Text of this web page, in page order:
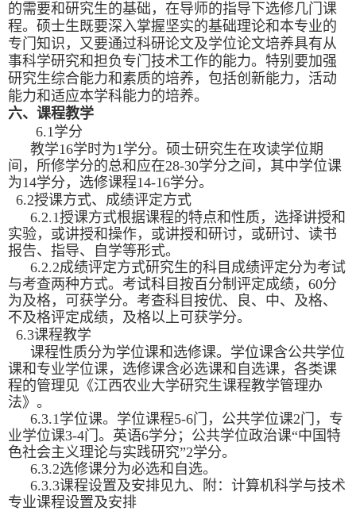
的需要和研究生的基础，在导师的指导下选修几门课
程。硕士生既要深入掌握坚实的基础理论和本专业的
专门知识，又要通过科研论文及学位论文培养具有从
事科学研究和担负专门技术工作的能力。特别要加强
研究生综合能力和素质的培养，包括创新能力，活动
能力和适应本学科能力的培养。
六、课程教学
6.1学分
教学16学时为1学分。硕士研究生在攻读学位期
间，所修学分的总和应在28-30学分之间，其中学位课
为14学分，选修课程14-16学分。
6.2授课方式、成绩评定方式
6.2.1授课方式根据课程的特点和性质，选择讲授和
实验，或讲授和操作，或讲授和研讨，或研讨、读书
报告、指导、自学等形式。
6.2.2成绩评定方式研究生的科目成绩评定分为考试
与考查两种方式。考试科目按百分制评定成绩，60分
为及格，可获学分。考查科目按优、良、中、及格、
不及格评定成绩，及格以上可获学分。
6.3课程教学
课程性质分为学位课和选修课。学位课含公共学位
课和专业学位课，选修课含必选课和自选课，各类课
程的管理见《江西农业大学研究生课程教学管理办
法》。
6.3.1学位课。学位课程5-6门，公共学位课2门，专
业学位课3-4门。英语6学分；公共学位政治课“中国特
色社会主义理论与实践研究”2学分。
6.3.2选修课分为必选和自选。
6.3.3课程设置及安排见九、附：计算机科学与技术
专业课程设置及安排